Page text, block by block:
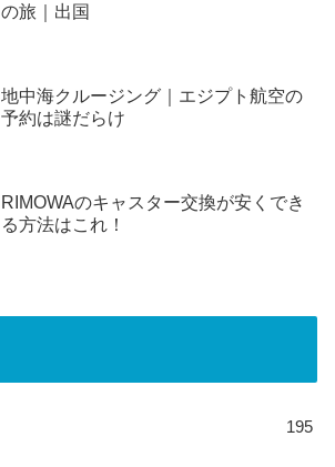
の旅｜出国
地中海クルージング｜エジプト航空の
予約は謎だらけ
RIMOWAのキャスター交換が安くでき
る方法はこれ！
195